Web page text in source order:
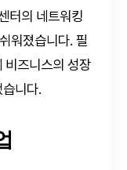
터의 네트워킹
워졌습니다. 필
비즈니스의 성장
니다.